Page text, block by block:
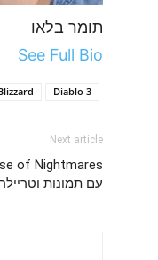
תומר בלאו
See Full Bio
Diablo 3
Next article
עם תמונות